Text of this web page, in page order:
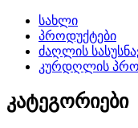
სახლი
პროდუქტები
ძაღლის
კურდღლის
კატეგორიები